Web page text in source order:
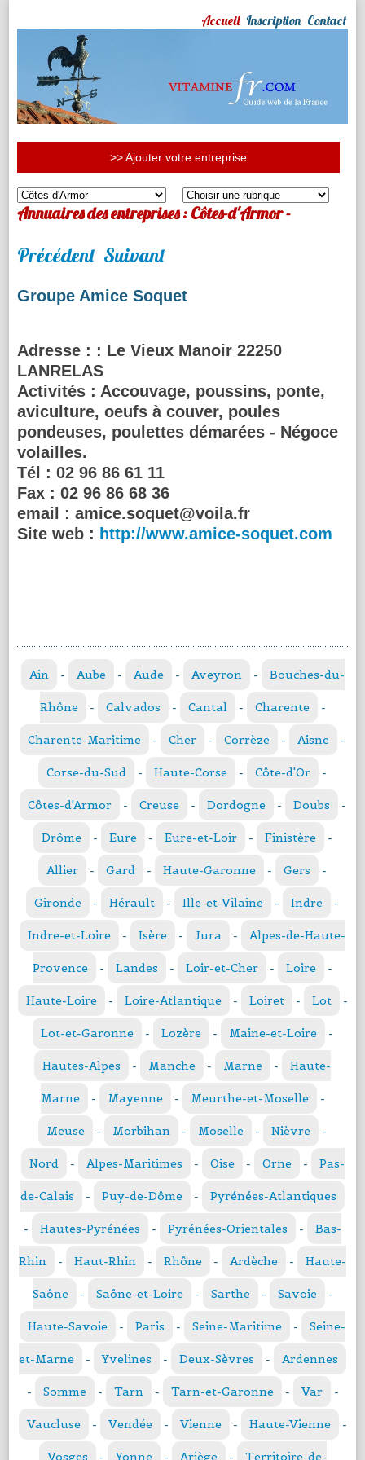
Accueil Inscription Contact
>> Ajouter votre entreprise
Annuaires des entreprises : Côtes-d'Armor -
Précédent Suivant
Groupe Amice Soquet
Adresse : : Le Vieux Manoir 22250
LANRELAS
Activités : Accouvage, poussins, ponte,
aviculture, oeufs à couver, poules
pondeuses, poulettes démarées - Négoce
volailles.
Tél : 02 96 86 61 11
Fax : 02 96 86 68 36
email : amice.soquet@voila.fr
Site web : http://www.amice-soquet.com
Ain - Aube - Aude - Aveyron - Bouches-du-
Rhône - Calvados - Cantal - Charente -
Charente-Maritime - Cher - Corrèze - Aisne -
Corse-du-Sud - Haute-Corse - Côte-d'Or -
Côtes-d'Armor - Creuse - Dordogne - Doubs -
Drôme - Eure - Eure-et-Loir - Finistère -
Allier - Gard - Haute-Garonne - Gers -
Gironde - Hérault - Ille-et-Vilaine - Indre -
Indre-et-Loire - Isère - Jura - Alpes-de-Haute-
Provence - Landes - Loir-et-Cher - Loire -
Haute-Loire - Loire-Atlantique - Loiret - Lot -
Lot-et-Garonne - Lozère - Maine-et-Loire -
Hautes-Alpes - Manche - Marne - Haute-
Marne - Mayenne - Meurthe-et-Moselle -
Meuse - Morbihan - Moselle - Nièvre -
Nord - Alpes-Maritimes - Oise - Orne - Pas-
de-Calais - Puy-de-Dôme - Pyrénées-Atlantiques
- Hautes-Pyrénées - Pyrénées-Orientales - Bas-
Rhin - Haut-Rhin - Rhône - Ardèche - Haute-
Saône - Saône-et-Loire - Sarthe - Savoie -
Haute-Savoie - Paris - Seine-Maritime - Seine-
et-Marne - Yvelines - Deux-Sèvres - Ardennes
- Somme - Tarn - Tarn-et-Garonne - Var -
Vaucluse - Vendée - Vienne - Haute-Vienne -
Vosges - Yonne - Ariège - Territoire-de-